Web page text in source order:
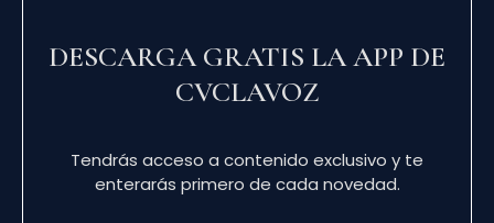
DESCARGA GRATIS LA APP DE
CVCLAVOZ
Tendrás acceso a contenido exclusivo y te
enterarás primero de cada novedad.